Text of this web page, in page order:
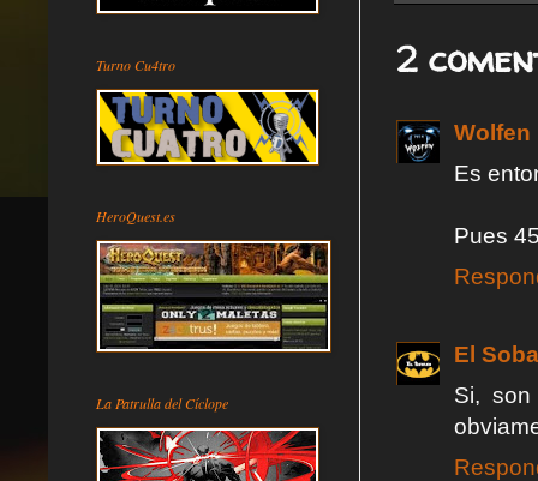
2
Wolfen
Es
Pues
El
Si,
Turno Cu4tro
HeroQuest.es
La Patrulla del Cíclope